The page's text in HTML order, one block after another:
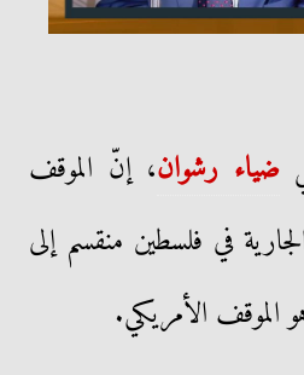
ضياء رشوان، إنّ الموقف
في فلسطين منقسم إلى
الموقف الأمريكي.